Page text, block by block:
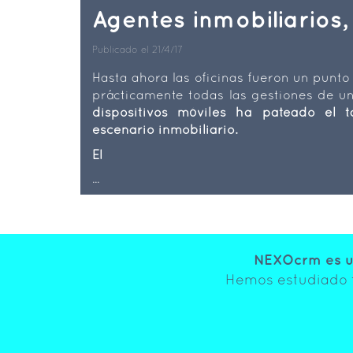
Agentes
Publicado el 21/4/17
Hasta ahora las oficinas fueron un
prácticamente todas las gestiones de
dispositivos móviles ha pateado el
escenario inmobiliario.
El
...
NEXOcrm es
Hemos